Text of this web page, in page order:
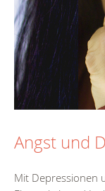
Angst und
Mit Depressionen